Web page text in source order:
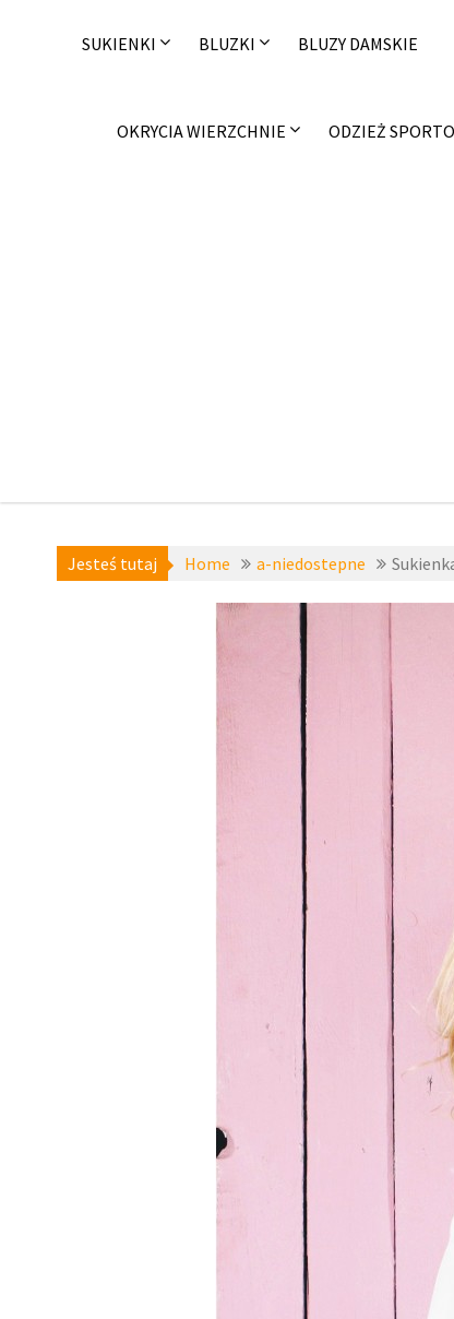
SUKIENKI BLUZKI BLUZY DAMSKIE
OKRYCIA WIERZCHNIE ODZIEŻ
Jesteś tutaj Home a-niedostepne
a-